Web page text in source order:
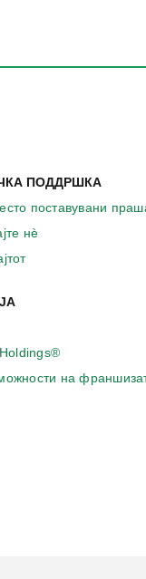
ПОДДРШКА
поставувани
нѐ
на